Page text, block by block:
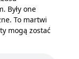
Były one
To martwi
mogą zostać